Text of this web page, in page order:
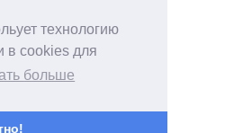
технологию
в cookies для
больше